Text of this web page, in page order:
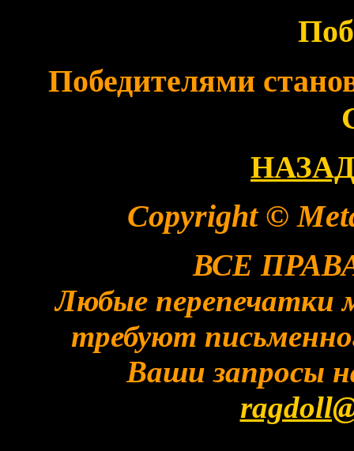
Победителями
НАЗАД
Copyright ©
ВСЕ
Любые перепечатки
требуют
Ваши запросы